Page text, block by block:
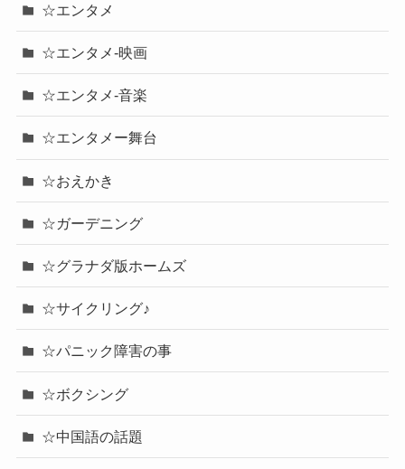
☆エンタメ
☆エンタメ-映画
☆エンタメ-音楽
☆エンタメー舞台
☆おえかき
☆ガーデニング
☆グラナダ版ホームズ
☆サイクリング♪
☆パニック障害の事
☆ボクシング
☆中国語の話題